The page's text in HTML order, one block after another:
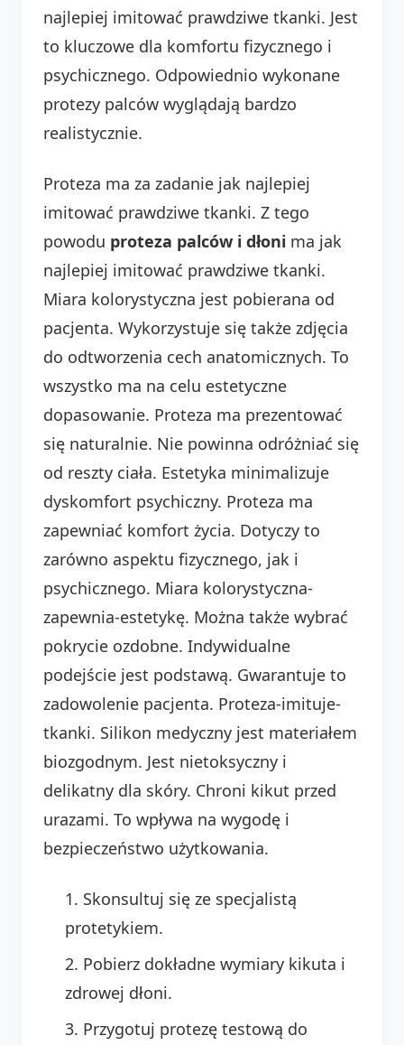
najlepiej imitować prawdziwe tkanki. Jest
to kluczowe dla komfortu fizycznego i
psychicznego. Odpowiednio wykonane
protezy palców wyglądają bardzo
realistycznie.
Proteza ma za zadanie jak najlepiej
imitować prawdziwe tkanki. Z tego
powodu proteza palców i dłoni ma jak
najlepiej imitować prawdziwe tkanki.
Miara kolorystyczna jest pobierana od
pacjenta. Wykorzystuje się także zdjęcia
do odtworzenia cech anatomicznych. To
wszystko ma na celu estetyczne
dopasowanie. Proteza ma prezentować
się naturalnie. Nie powinna odróżniać się
od reszty ciała. Estetyka minimalizuje
dyskomfort psychiczny. Proteza ma
zapewniać komfort życia. Dotyczy to
zarówno aspektu fizycznego, jak i
psychicznego. Miara kolorystyczna-
zapewnia-estetykę. Można także wybrać
pokrycie ozdobne. Indywidualne
podejście jest podstawą. Gwarantuje to
zadowolenie pacjenta. Proteza-imituje-
tkanki. Silikon medyczny jest materiałem
biozgodnym. Jest nietoksyczny i
delikatny dla skóry. Chroni kikut przed
urazami. To wpływa na wygodę i
bezpieczeństwo użytkowania.
Skonsultuj się ze specjalistą
protetykiem.
Pobierz dokładne wymiary kikuta i
zdrowej dłoni.
Przygotuj protezę testową do